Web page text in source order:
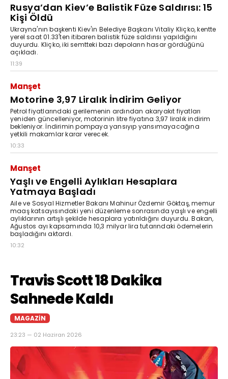
Rusya’dan Kiev’e Balistik Füze Saldırısı: 15
Kişi Öldü
Ukrayna'nın başkenti Kiev'in Belediye Başkanı Vitaliy Kliçko, kentte
yerel saat 01.33'ten itibaren balistik füze saldırısı yapıldığını
duyurdu. Kliçko, iki semtteki bazı depoların hasar gördüğünü
açıkladı.
11:39
Manşet
Motorine 3,97 Liralık İndirim Geliyor
Petrol fiyatlarındaki gerilemenin ardından akaryakıt fiyatları
yeniden güncelleniyor, motorinin litre fiyatına 3,97 liralık indirim
bekleniyor. İndirimin pompaya yansıyıp yansımayacağına
yetkili makamlar karar verecek.
10:33
Manşet
Yaşlı ve Engelli Aylıkları Hesaplara
Yatmaya Başladı
Aile ve Sosyal Hizmetler Bakanı Mahinur Özdemir Göktaş, memur
maaş katsayısındaki yeni düzenleme sonrasında yaşlı ve engelli
aylıklarının artışlı şekilde hesaplara yatırıldığını duyurdu. Bakan,
Ağustos ayı kapsamında 10,3 milyar lira tutarındaki ödemelerin
başladığını aktardı.
10:32